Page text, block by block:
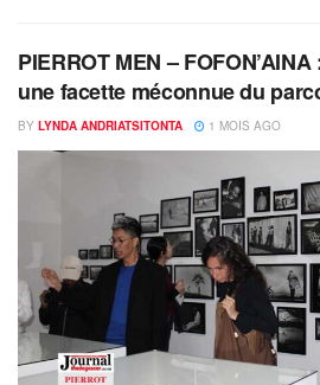
PIERROT MEN –
une facette méconnue du
BY LYNDA ANDRIATSITONTA 1 MOIS AGO